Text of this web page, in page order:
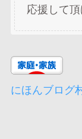
応援して
にほんブログ